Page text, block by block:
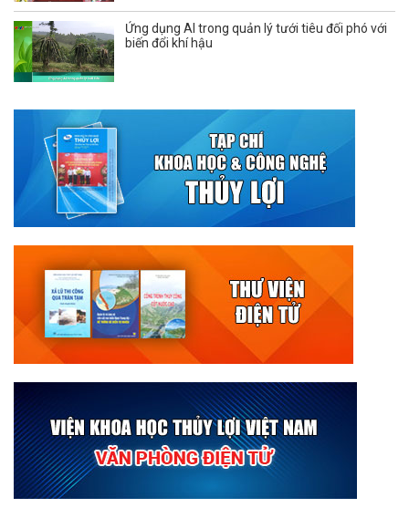
Ứng dụng AI trong quản lý tưới tiêu đối phó với
biến đổi khí hậu